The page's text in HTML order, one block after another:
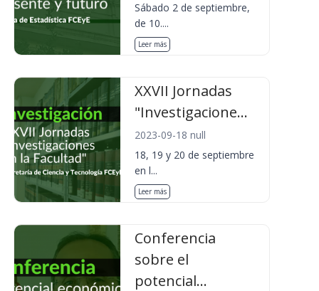
Sábado 2 de septiembre,
de 10....
Leer más
XXVII Jornadas
"Investigacione...
2023-09-18 null
18, 19 y 20 de septiembre
en l...
Leer más
Conferencia
sobre el
potencial...